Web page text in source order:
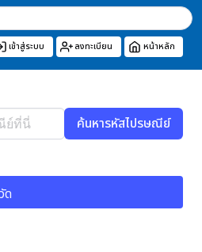
เข้าสู่ระบบ ลงทะเบียน หน้าหลัก
ค้นหารหัสไปรษณีย์
ด